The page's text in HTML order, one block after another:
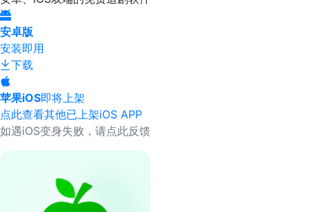
安卓版
安装即用
下载
苹果iOS即将上架
点此查看其他已上架iOS APP
如遇iOS变身失败，请点此反馈